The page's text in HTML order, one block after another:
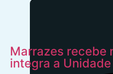
Marrazes recebe
integra a